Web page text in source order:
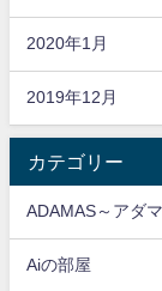
2020年1月
2019年12月
カテゴリー
ADAMAS～アダ
Aiの部屋